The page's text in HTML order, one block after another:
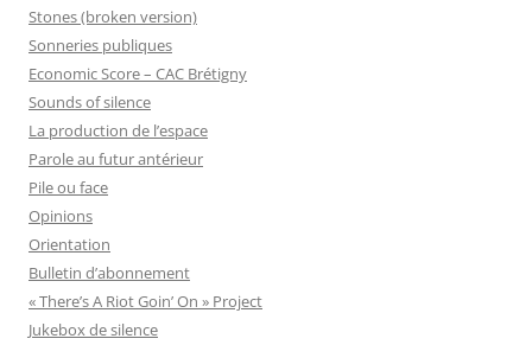
Stones (broken version)
Sonneries publiques
Economic Score – CAC Brétigny
Sounds of silence
La production de l’espace
Parole au futur antérieur
Pile ou face
Opinions
Orientation
Bulletin d’abonnement
« There’s A Riot Goin’ On » Project
Jukebox de silence